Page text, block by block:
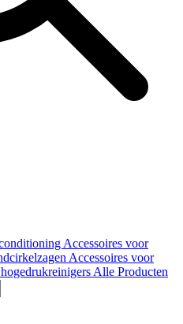
Accessoires voor
Accessoires voor
Alle Producten